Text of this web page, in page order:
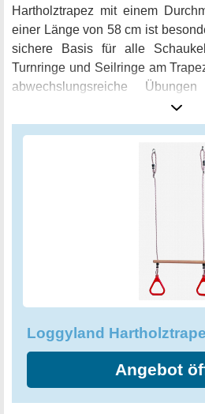
Hartholztrapez mit einem
einer Länge von 58 cm ist
sichere Basis für alle
Turnringe und Seilringe am
abwechslungsreiche
Koordination und Kraft. Der
zum Schaukeln und
Schaukelvergnügen
Hartholztrapez mit Turnringen
und langlebiges Produkt, das
Angebot